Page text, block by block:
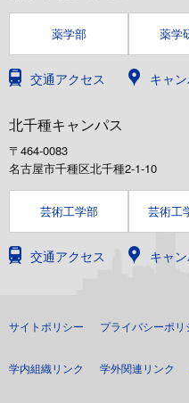
薬学部 薬学
交通アクセス キャ
北千種キャンパス
〒464-0083
名古屋市千種区北千種2-1-10
芸術工学部 芸術工
交通アクセス キャ
サイトポリシー プライバシーポリ
学内組織リンク 学外関連リンク